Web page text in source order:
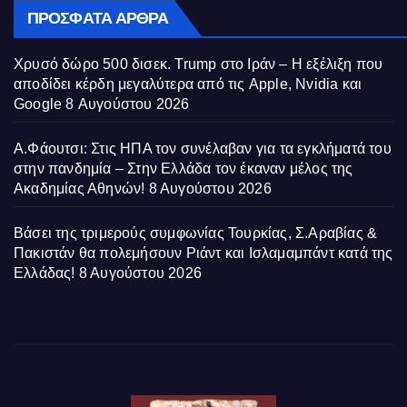
ΠΡΌΣΦΑΤΑ ΆΡΘΡΑ
Χρυσό δώρο 500 δισεκ. Trump στο Ιράν – Η εξέλιξη που
αποδίδει κέρδη μεγαλύτερα από τις Apple, Nvidia και
Google 8 Αυγούστου 2026
Α.Φάουτσι: Στις ΗΠΑ τον συνέλαβαν για τα εγκλήματά του
στην πανδημία – Στην Ελλάδα τον έκαναν μέλος της
Ακαδημίας Αθηνών! 8 Αυγούστου 2026
Βάσει της τριμερούς συμφωνίας Τουρκίας, Σ.Αραβίας &
Πακιστάν θα πολεμήσουν Ριάντ και Ισλαμαμπάντ κατά της
Ελλάδας! 8 Αυγούστου 2026